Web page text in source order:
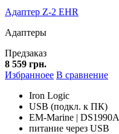
Адаптер Z-2 EHR
Адаптеры
Предзаказ
8 559 грн.
Избранноее В сравнение
Iron Logic
USB (подкл. к ПК)
EM-Marine | DS1990A
питание через USB